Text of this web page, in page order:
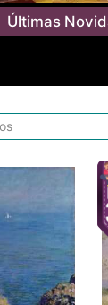
Últimas